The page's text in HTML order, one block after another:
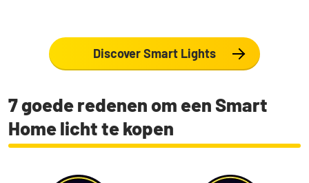
Discover Smart Lights
7 goede redenen om een Smart
Home licht te kopen